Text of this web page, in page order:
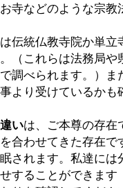
寺などのような宗教
伝統仏教寺院か単立
（これらは法務局や
調べられます。）ま
より受けているかも
いは、ご本尊の存在
合わせてきた存在で
されます。私達には
することができます